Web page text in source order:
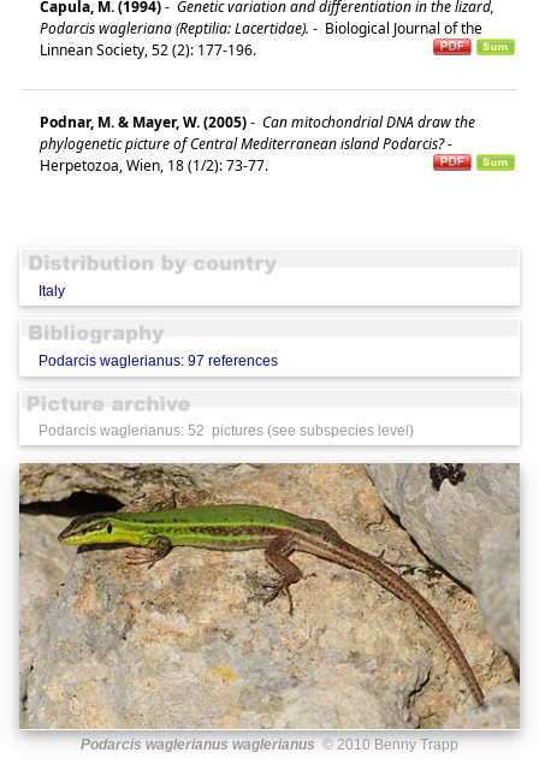
Capula, M. (1994)- Genetic variation and differentiation in the lizard,
Podarcis wagleriana (Reptilia: Lacertidae). - Biological Journal of the
Linnean Society, 52 (2): 177-196.
Podnar, M. & Mayer, W. (2005)- Can mitochondrial DNA draw the
phylogenetic picture of Central Mediterranean island Podarcis?-
Herpetozoa, Wien, 18 (1/2): 73-77.
Italy
Podarcis waglerianus: 97 references
Podarcis waglerianus: 52 pictures (see subspecies level)
Podarcis waglerianus waglerianus© 2010 Benny Trapp